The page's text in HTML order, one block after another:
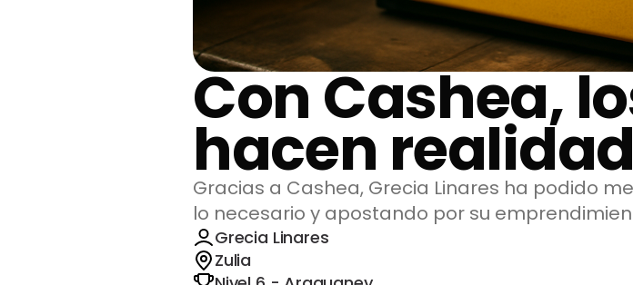
Con Cashea,
hacen realidad
Gracias a Cashea, Grecia Linares ha podido
lo necesario y apostando por su
Grecia Linares
Zulia